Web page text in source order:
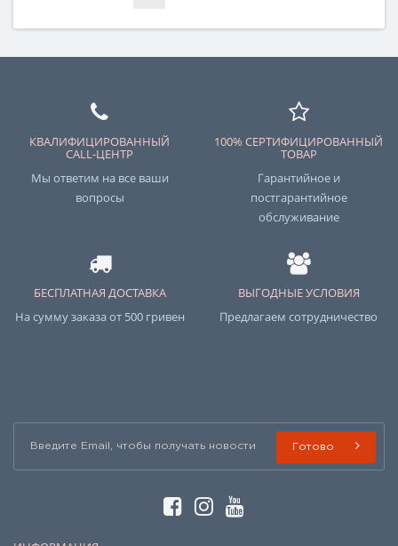
усовершенствования. Сегодняшние тали и лебедк..
КВАЛИФИЦИРОВАННЫЙ
CALL-ЦЕНТР
Мы ответим на все ваши
вопросы
100% СЕРТИФИЦИРОВАННЫЙ
ТОВАР
Гарантийное и
постгарантийное
обслуживание
БЕСПЛАТНАЯ ДОСТАВКА
На сумму заказа от 500 гривен
ВЫГОДНЫЕ УСЛОВИЯ
Предлагаем сотрудничество
Готово